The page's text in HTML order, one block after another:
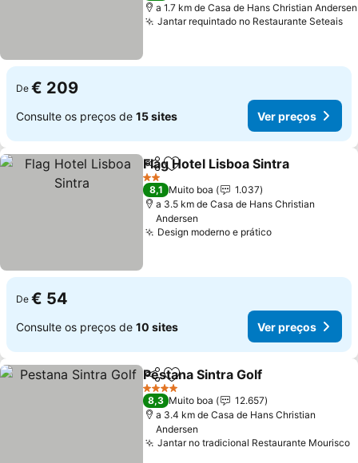
a 1.7 km de Casa de Hans Christian Andersen
Jantar requintado no Restaurante Seteais
De € 209
Consulte os preços de 15 sites Ver preços
PartilharAdicionar aos favoritos
Flag Hotel Lisboa Sintra
2 Estrelas
8,1 Muito boa
1.037
a 3.5 km de Casa de Hans Christian
Andersen
Design moderno e práticoVer preços
De € 54
Consulte os preços de 10 sites Ver preços
PartilharAdicionar aos favoritos
Pestana Sintra Golf
4 Estrelas
8,3 Muito boa
12.657
a 3.4 km de Casa de Hans Christian
Andersen
Jantar no tradicional Restaurante Mourisco